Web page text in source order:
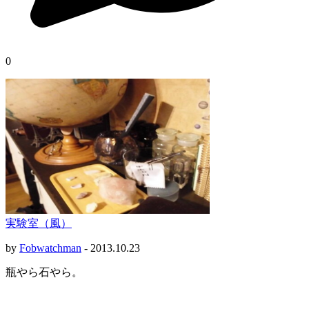
0
実験室（風）
by Fobwatchman - 2013.10.23
瓶やら石やら。